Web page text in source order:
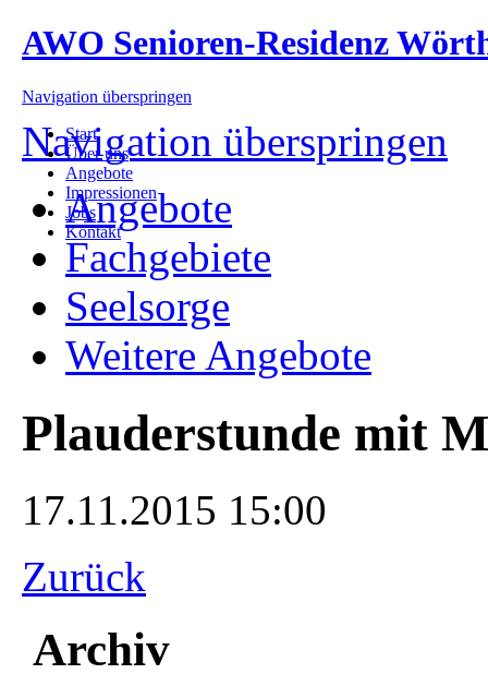
AWO Senioren-Residenz
Navigation überspringen
Start
Über uns
Angebote
Impressionen
Jobs
Kontakt
Navigation überspringen
Angebote
Fachgebiete
Seelsorge
Weitere Angebote
Plauderstunde mit
17.11.2015 15:00
Zurück
Archiv